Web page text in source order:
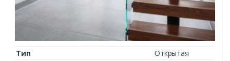
Тип
Открытая